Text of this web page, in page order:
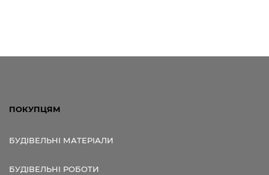
ПОКУПЦЯМ
БУДІВЕЛЬНІ МАТЕРІАЛИ
БУДІВЕЛЬНІ РОБОТИ